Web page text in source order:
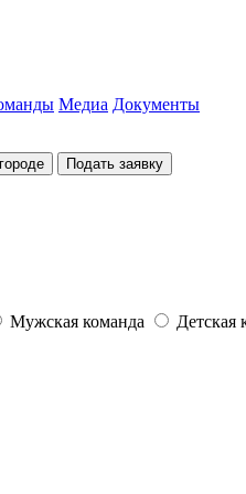
Медиа Документы
Подать заявку
Мужская команда
Детская